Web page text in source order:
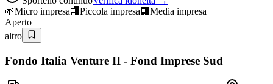
🌱Micro impresa🏬Piccola impresa 🏢 Media impresa
Aperto
altro
Fondo Italia Venture II - Fond Imprese Sud